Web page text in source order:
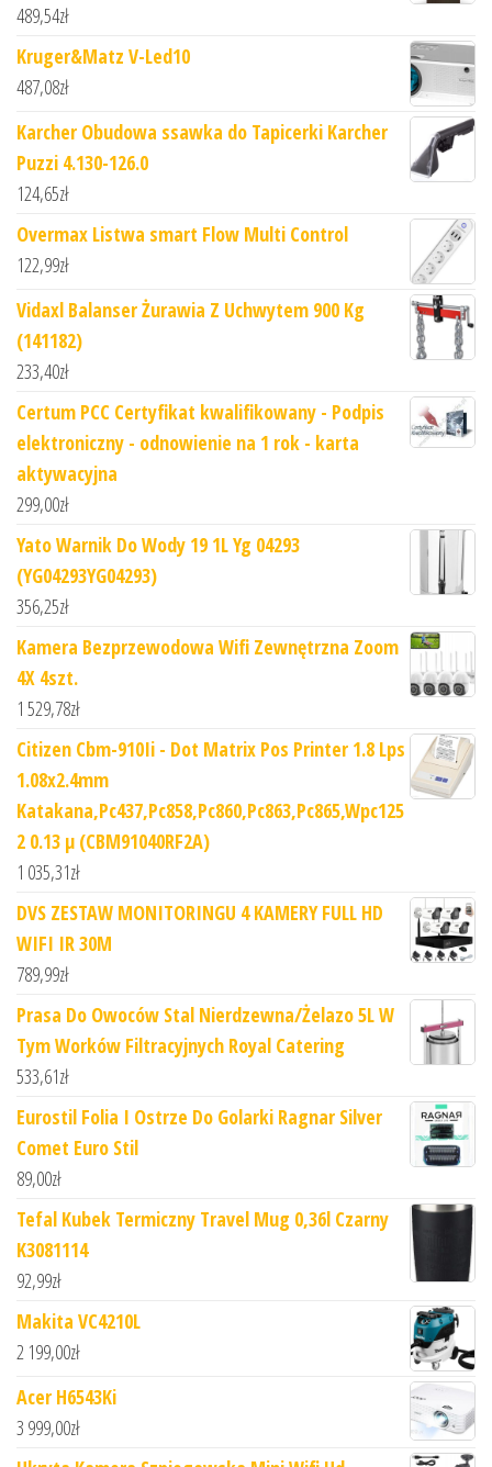
489,54zł
Kruger&Matz V-Led10
487,08zł
Karcher Obudowa ssawka do Tapicerki Karcher
Puzzi 4.130-126.0
124,65zł
Overmax Listwa smart Flow Multi Control
122,99zł
Vidaxl Balanser Żurawia Z Uchwytem 900 Kg
(141182)
233,40zł
Certum PCC Certyfikat kwalifikowany - Podpis
elektroniczny - odnowienie na 1 rok - karta
aktywacyjna
299,00zł
Yato Warnik Do Wody 19 1L Yg 04293
(YG04293YG04293)
356,25zł
Kamera Bezprzewodowa Wifi Zewnętrzna Zoom
4X 4szt.
1 529,78zł
Citizen Cbm-910Ii - Dot Matrix Pos Printer 1.8 Lps
1.08x2.4mm
Katakana,Pc437,Pc858,Pc860,Pc863,Pc865,Wpc125
2 0.13 µ (CBM91040RF2A)
1 035,31zł
DVS ZESTAW MONITORINGU 4 KAMERY FULL HD
WIFI IR 30M
789,99zł
Prasa Do Owoców Stal Nierdzewna/Żelazo 5L W
Tym Worków Filtracyjnych Royal Catering
533,61zł
Eurostil Folia I Ostrze Do Golarki Ragnar Silver
Comet Euro Stil
89,00zł
Tefal Kubek Termiczny Travel Mug 0,36l Czarny
K3081114
92,99zł
Makita VC4210L
2 199,00zł
Acer H6543Ki
3 999,00zł